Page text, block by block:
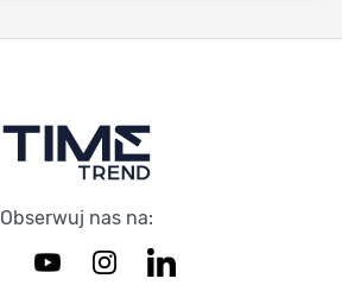
Obserwuj nas na: